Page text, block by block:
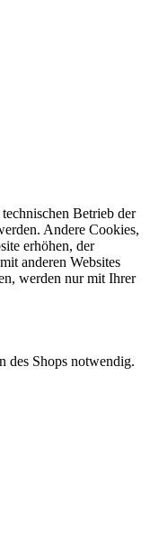
Betrieb der
Andere Cookies,
erhöhen, der
anderen Websites
werden nur mit Ihrer
des Shops notwendig.